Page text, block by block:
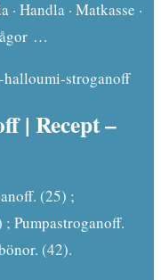
Handla · Matkasse ·
…
halloumi-stroganoff
| Recept –
(25) ;
Pumpastroganoff.
(42).